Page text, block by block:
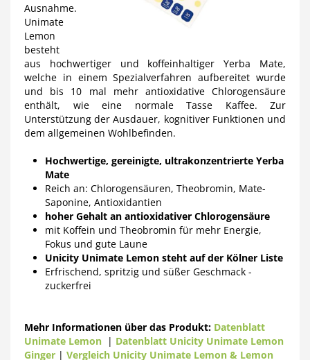
Ausnahme.
Unimate
Lemon
besteht
aus hochwertiger und koffeinhaltiger Yerba Mate,
welche in einem Spezialverfahren aufbereitet wurde
und bis 10 mal mehr antioxidative Chlorogensäure
enthält, wie eine normale Tasse Kaffee. Zur
Unterstützung der Ausdauer, kognitiver Funktionen und
dem allgemeinen Wohlbefinden.
Hochwertige, gereinigte, ultrakonzentrierte Yerba
Mate
Reich an: Chlorogensäuren, Theobromin, Mate-
Saponine, Antioxidantien
hoher Gehalt an antioxidativer Chlorogensäure
mit Koffein und Theobromin für mehr Energie,
Fokus und gute Laune
Unicity Unimate Lemon steht auf der Kölner Liste
Erfrischend, spritzig und süßer Geschmack -
zuckerfrei
Mehr Informationen über das Produkt: Datenblatt
Unimate Lemon | Datenblatt Unicity Unimate Lemon
Ginger | Vergleich Unicity Unimate Lemon & Lemon